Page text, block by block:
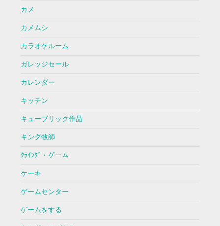
カメ
カメムシ
カラオケルーム
ガレッジセール
カレンダー
キッチン
キューブリック作品
キング牧師
ｸﾗｲﾝｸﾞ・ゲーム
ケーキ
ゲームセンター
ゲームをする